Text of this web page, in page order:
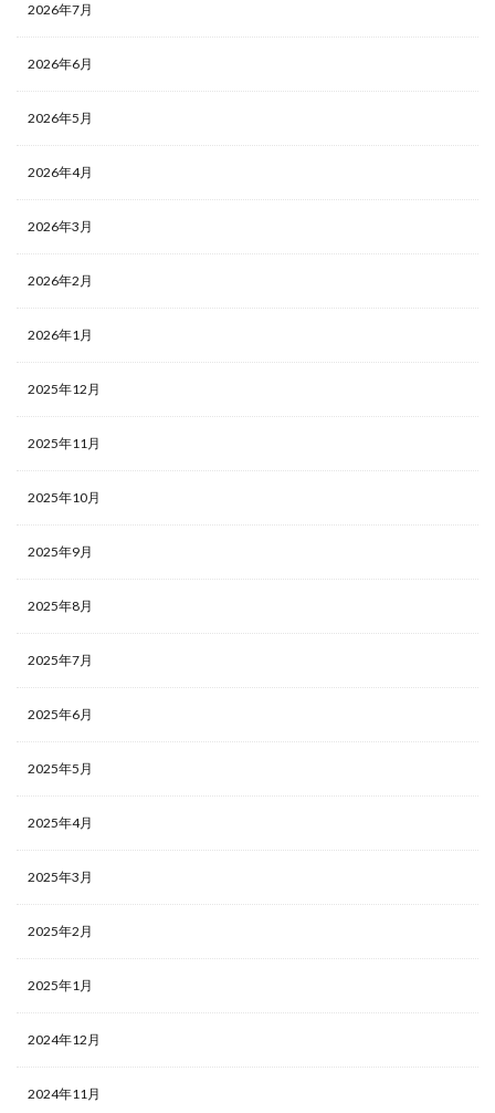
2026年7月
2026年6月
2026年5月
2026年4月
2026年3月
2026年2月
2026年1月
2025年12月
2025年11月
2025年10月
2025年9月
2025年8月
2025年7月
2025年6月
2025年5月
2025年4月
2025年3月
2025年2月
2025年1月
2024年12月
2024年11月